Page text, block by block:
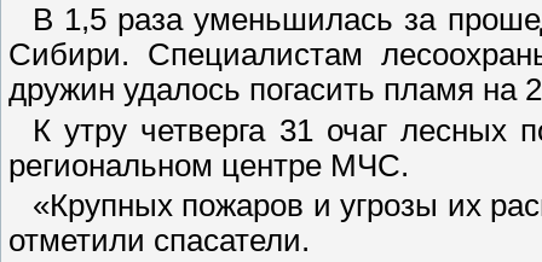
В 1,5 раза уменьшилась за
Сибири. Специалистам
дружин удалось погасить пламя на
К утру четверга 31 очаг лесных
региональном центре МЧС.
«Крупных пожаров и угрозы их
отметили спасатели.